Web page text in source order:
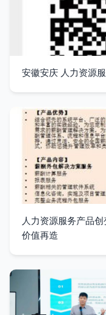
安徽安庆 人力资源
人力资源服务产品
价值再造